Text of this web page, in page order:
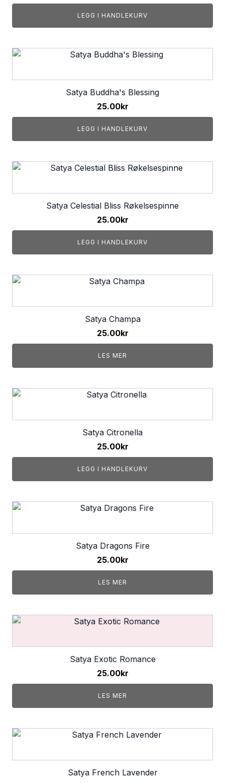
LEGG I HANDLEKURV
Satya Buddha's Blessing
25.00kr
LEGG I HANDLEKURV
Satya Celestial Bliss Røkelsespinne
25.00kr
LEGG I HANDLEKURV
Satya Champa
25.00kr
LES MER
Satya Citronella
25.00kr
LEGG I HANDLEKURV
Satya Dragons Fire
25.00kr
LES MER
Satya Exotic Romance
25.00kr
LES MER
Satya French Lavender